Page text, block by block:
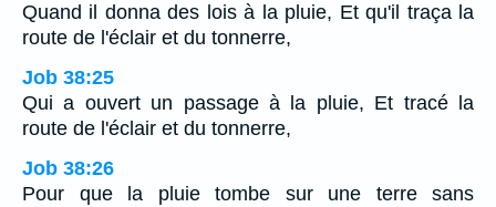
Quand il donna des lois à la pluie, Et qu'il traça la
route de l'éclair et du tonnerre,
Job 38:25
Qui a ouvert un passage à la pluie, Et tracé la
route de l'éclair et du tonnerre,
Job 38:26
Pour que la pluie tombe sur une terre sans